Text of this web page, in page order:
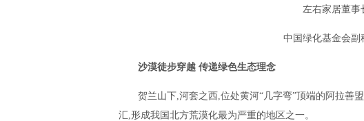
左右家居董事
中国绿化基金会副
沙漠徒步穿越 传递绿色生态理念
贺兰山下,河套之西,位处黄河“几字弯”顶端的阿拉善
汇,形成我国北方荒漠化最为严重的地区之一。